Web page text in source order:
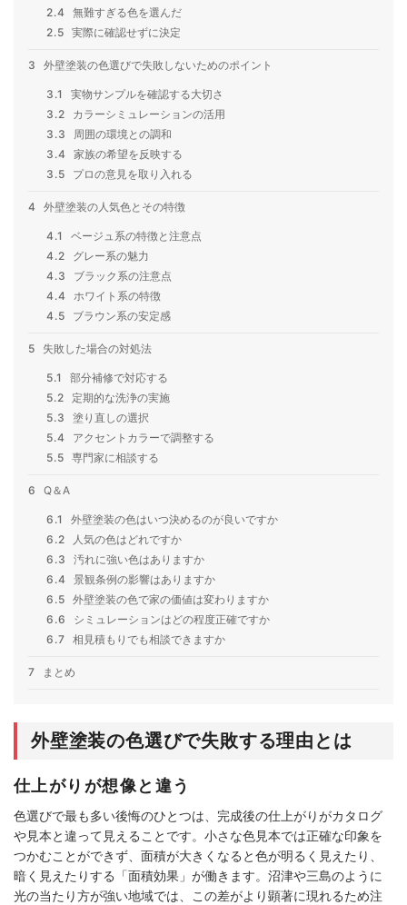
2.4
無難すぎる色を選んだ
2.5 実際に確認せずに決定
3 外壁塗装の色選びで失敗しないためのポイント
3.1
実物サンプルを確認する大切さ
3.2
カラーシミュレーションの活用
3.3
周囲の環境との調和
3.4
家族の希望を反映する
3.5
プロの意見を取り入れる
4 外壁塗装の人気色とその特徴
4.1
ベージュ系の特徴と注意点
4.2
グレー系の魅力
4.3
ブラック系の注意点
4.4
ホワイト系の特徴
4.5
ブラウン系の安定感
5 失敗した場合の対処法
5.1
部分補修で対応する
5.2
定期的な洗浄の実施
5.3
塗り直しの選択
5.4
アクセントカラーで調整する
5.5 専門家に相談する
6 Q＆A
6.1
外壁塗装の色はいつ決めるのが良いですか
6.2
人気の色はどれですか
6.3
汚れに強い色はありますか
6.4
景観条例の影響はありますか
6.5 外壁塗装の色で家の価値は変わりますか
6.6
シミュレーションはどの程度正確ですか
6.7 相見積もりでも相談できますか
7 まとめ
外壁塗装の色選びで失敗する理由とは
仕上がりが想像と違う
色選びで最も多い後悔のひとつは、完成後の仕上がりがカタログ
や見本と違って見えることです。小さな色見本では正確な印象を
つかむことができず、面積が大きくなると色が明るく見えたり、
暗く見えたりする「面積効果」が働きます。沼津や三島のように
光の当たり方が強い地域では、この差がより顕著に現れるため注